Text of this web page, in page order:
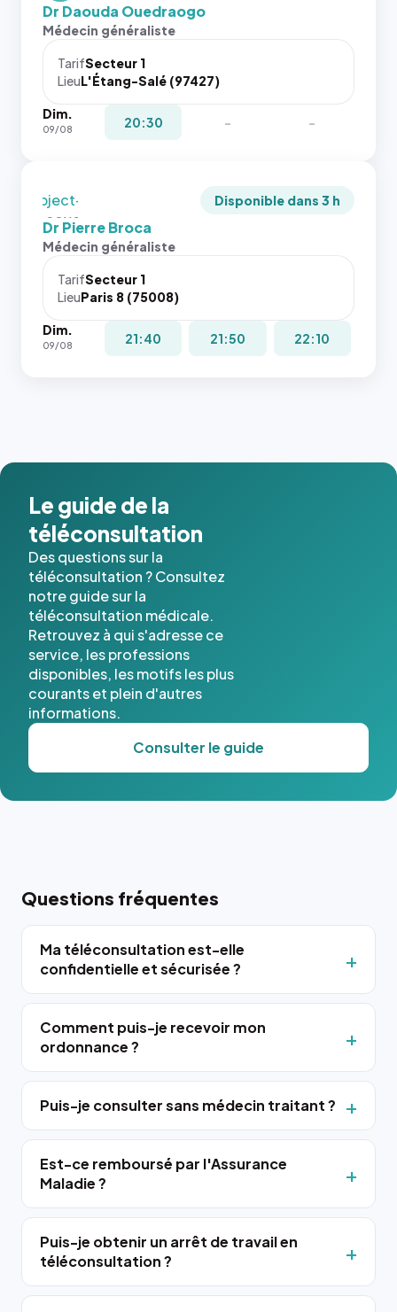
l'annuaire
dans ce
cas. #}
Dr Daouda Ouedraogo
Médecin généraliste
TarifSecteur 1
LieuL'Étang-Salé (97427)
Dim.
09/08 20:30 - -
et un
rapport 1:1
juste à
toutes les
puisque la
`object-
fit: cover`.
Sans ces
navigateur
pas la
place, et
cas. #}
Disponible dans 3 h
Dr Pierre Broca
Médecin généraliste
TarifSecteur 1
LieuParis 8 (75008)
Dim.
09/08 21:40 21:50 22:10
Le guide de la
téléconsultation
Des questions sur la
téléconsultation ? Consultez
notre guide sur la
téléconsultation médicale.
Retrouvez à qui s'adresse ce
service, les professions
disponibles, les motifs les plus
courants et plein d'autres
informations.
Consulter le guide
Questions fréquentes
Ma téléconsultation est-elle
confidentielle et sécurisée ?
Comment puis-je recevoir mon
ordonnance ?
Puis-je consulter sans médecin traitant ?
Est-ce remboursé par l'Assurance
Maladie ?
Puis-je obtenir un arrêt de travail en
téléconsultation ?